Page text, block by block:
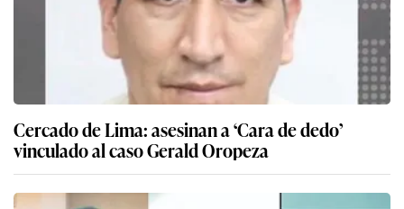
Cercado de Lima: asesinan a ‘Cara de dedo’
vinculado al caso Gerald Oropeza